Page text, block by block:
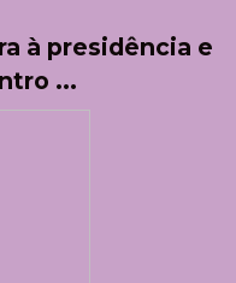
à presidência e
...